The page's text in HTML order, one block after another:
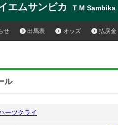
エムサンビカ T M Sambika
せ 出馬表 オッズ 払戻金
ル
ーツクライ